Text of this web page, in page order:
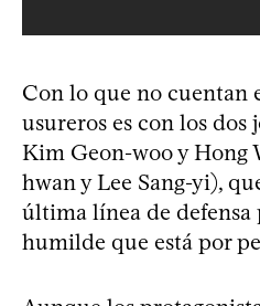
Con lo que no cuentan
usureros es con los dos
Kim Geon-woo y Hong
hwan y Lee Sang-yi),
última línea de defensa
humilde que está por